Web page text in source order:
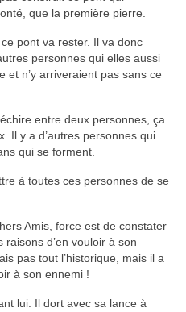
que la première pierre.
pont va rester. Il va donc
personnes qui elles aussi
et n’y arriveraient pas sans ce
entre deux personnes, ça
Il y a d’autres personnes qui
qui se forment.
à toutes ces personnes de se
Amis, force est de constater
d’en vouloir à son
pas tout l’historique, mais il a
à son ennemi !
lui. Il dort avec sa lance à